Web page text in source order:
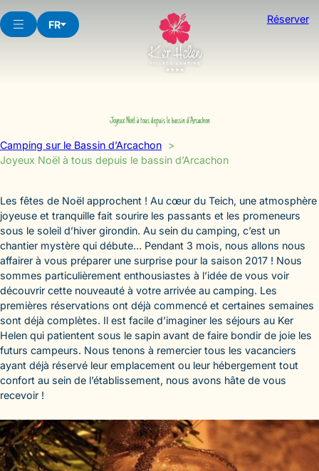
au
contenu
FR Réserver
Joyeux Noël à tous depuis le bassin d’Arcachon
Camping sur le Bassin d’Arcachon
Joyeux Noël à tous depuis le bassin d’Arcachon
Les fêtes de Noël approchent ! Au cœur du Teich, une atmosphère
joyeuse et tranquille fait sourire les passants et les promeneurs
sous le soleil d’hiver girondin. Au sein du camping, c’est un
chantier mystère qui débute… Pendant 3 mois, nous allons nous
affairer à vous préparer une surprise pour la saison 2017 ! Nous
sommes particulièrement enthousiastes à l’idée de vous voir
découvrir cette nouveauté à votre arrivée au camping. Les
premières réservations ont déjà commencé et certaines semaines
sont déjà complètes. Il est facile d’imaginer les séjours au Ker
Helen qui patientent sous le sapin avant de faire bondir de joie les
futurs campeurs. Nous tenons à remercier tous les vacanciers
ayant déjà réservé leur emplacement ou leur hébergement tout
confort au sein de l’établissement, nous avons hâte de vous
recevoir !